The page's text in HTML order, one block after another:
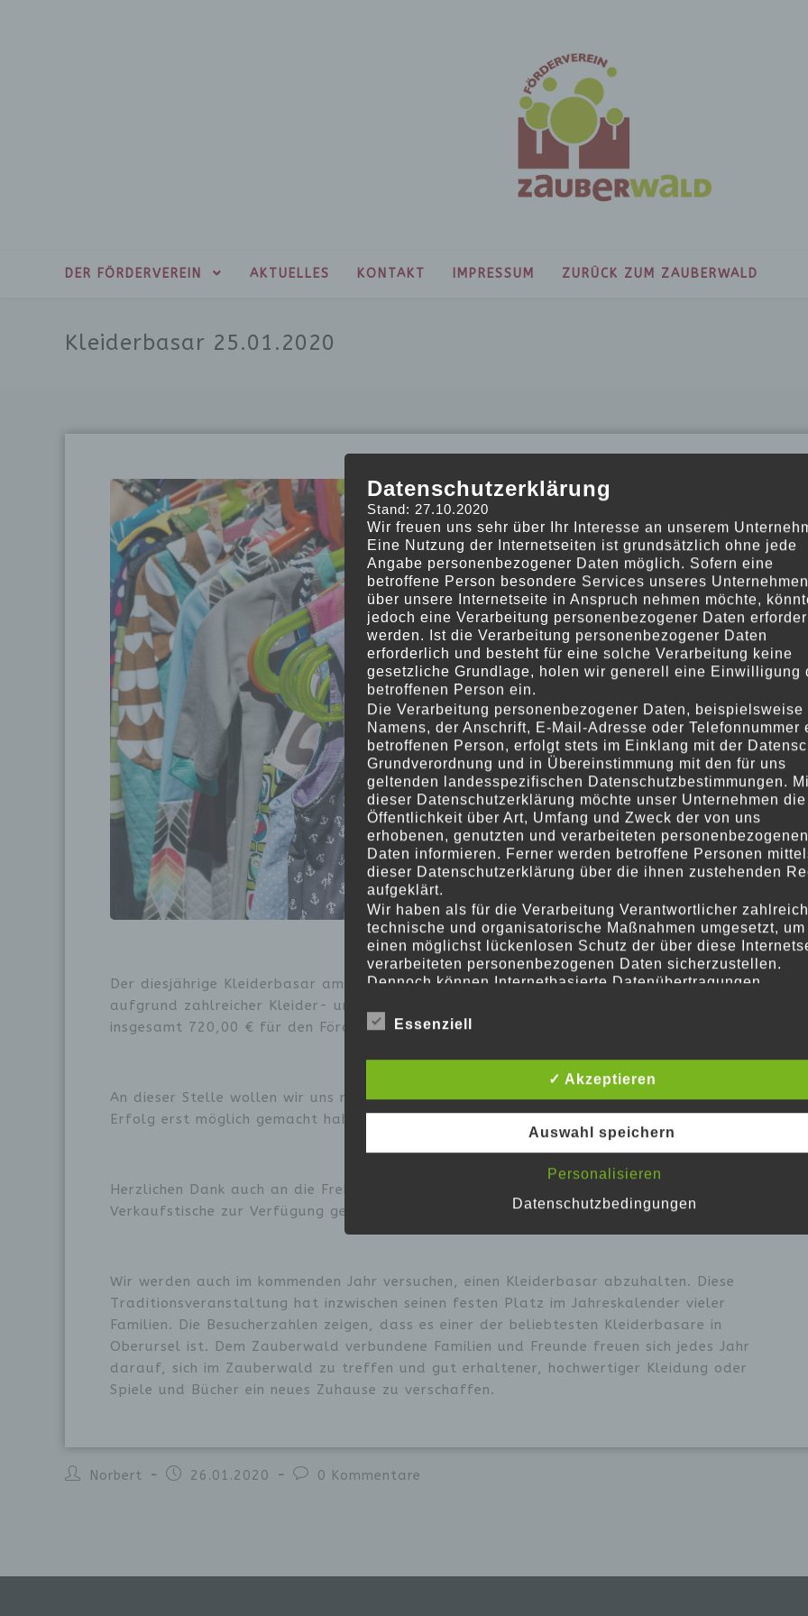
DER FÖRDERVEREIN AKTUELLES KONTAKT IMPRESSUM ZURÜCK ZUM ZAUBERWALD
Kleiderbasar 25.01.2020
Der diesjährige Kleiderbasar am 25. Januar 2020war wieder einmal ein voller Erfolg –
aufgrund zahlreicher Kleider- und Schuhspenden unserer Unterstützer gelang es,
insgesamt 720,00 € für den Förderverein einzunehmen.
An dieser Stelle wollen wir uns noch einmal herzlich bei den Helfern bedanken, die diesen
Erfolg erst möglich gemacht haben!
Herzlichen Dank auch an die Freiwillige Feuerwehr Oberursel, die uns bereitwillig die
Verkaufstische zur Verfügung gestellt hat!
Wir werden auch im kommenden Jahr versuchen, einen Kleiderbasar abzuhalten. Diese
Traditionsveranstaltung hat inzwischen seinen festen Platz im Jahreskalender vieler
Familien. Die Besucherzahlen zeigen, dass es einer der beliebtesten Kleiderbasare in
Oberursel ist. Dem Zauberwald verbundene Familien und Freunde freuen sich jedes Jahr
darauf, sich im Zauberwald zu treffen und gut erhaltener, hochwertiger Kleidung oder
Spiele und Bücher ein neues Zuhause zu verschaffen.
Norbert 26.01.2020 0 Kommentare
Datenschutzerklärung
Stand: 27.10.2020
Wir freuen uns sehr über Ihr Interesse an unserem
Eine Nutzung der Internetseiten ist grundsätzlich ohne jede
Angabe personenbezogener Daten möglich. Sofern eine
betroffene Person besondere Services unseres
über unsere Internetseite in Anspruch nehmen möchte,
jedoch eine Verarbeitung personenbezogener Daten
werden. Ist die Verarbeitung personenbezogener Daten
erforderlich und besteht für eine solche Verarbeitung keine
gesetzliche Grundlage, holen wir generell eine Einwilligung
betroffenen Person ein.
Die Verarbeitung personenbezogener Daten, beispielsweise
Namens, der Anschrift, E-Mail-Adresse oder Telefonnummer
betroffenen Person, erfolgt stets im Einklang mit der
Grundverordnung und in Übereinstimmung mit den für uns
geltenden landesspezifischen Datenschutzbestimmungen.
dieser Datenschutzerklärung möchte unser Unternehmen die
Öffentlichkeit über Art, Umfang und Zweck der von uns
erhobenen, genutzten und verarbeiteten personenbezogenen
Daten informieren. Ferner werden betroffene Personen
dieser Datenschutzerklärung über die ihnen zustehenden
aufgeklärt.
Wir haben als für die Verarbeitung Verantwortlicher
technische und organisatorische Maßnahmen umgesetzt, um
einen möglichst lückenlosen Schutz der über diese
verarbeiteten personenbezogenen Daten sicherzustellen.
Dennoch können Internetbasierte Datenübertragungen
Schutz nicht gewährleistet werden kann. Aus diesem Grund
es jeder betroffenen Person frei, personenbezogene Daten
Begriffsbestimmungen
Die Datenschutzerklärung beruht auf den Begrifflichkeiten, die
den Europäischen Richtlinien- und Verordnungsgeber beim
Datenschutz-Grundverordnung (DS-GVO) verwendet wurden.
Datenschutzerklärung soll sowohl für die Öffentlichkeit als auch
unsere Kunden und Geschäftspartner einfach lesbar und
sein. Um dies zu gewährleisten, möchten wir vorab die
Personenbezogene Daten sind alle Informationen, die sich auf
identifizierte oder identifizierbare natürliche Person (im
Kennnummer, zu Standortdaten, zu einer Online-Kennung oder
einem oder mehreren besonderen Merkmalen, die Ausdruck der
physischen, physiologischen, genetischen, psychischen,
Essenziell
✓ Akzeptieren
Auswahl speichern
Personalisieren
Datenschutzbedingungen